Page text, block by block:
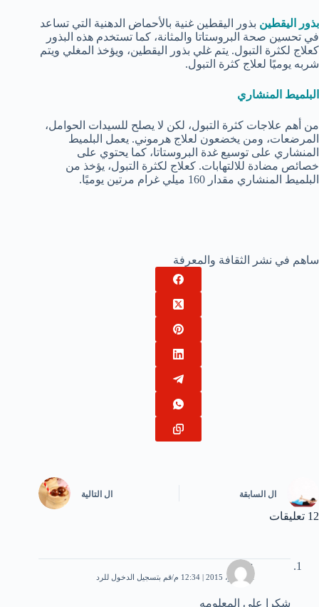
بذور اليقطين بذور اليقطين غنية بالأحماض الدهنية التي تساعد
في تحسين صحة البروستاتا والمثانة، كما تستخدم هذه البذور
كعلاج لكثرة التبول. يتم غلي بذور اليقطين، ويؤخذ المغلي ويتم
شربه يوميًا لعلاج كثرة التبول.
البلميط المنشاري
من أهم علاجات كثرة التبول، لكن لا يصلح للسيدات الحوامل،
المرضعات، ومن يخضعون لعلاج هرموني. يعمل البلميط
المنشاري على توسيع غدة البروستاتا، كما يحتوي على
خصائص مضادة للالتهابات. كعلاج لكثرة التبول، يؤخذ من
البلميط المنشاري مقدار 160 ميلي غرام مرتين يوميًا.
ساهم في نشر الثقافة والمعرفة
ال السابقة ال التالية
12 تعليقات
عمار
1 نوفمبر، 2015 | 12:34 م قم بتسجيل الدخول للرد
شكرا على المعلومه